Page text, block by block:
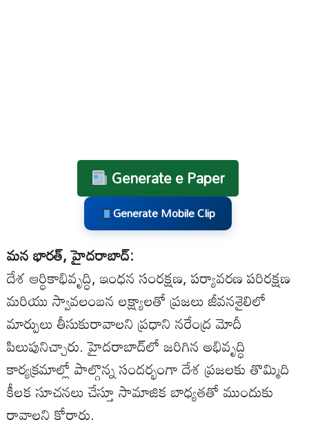
Generate e Paper
Generate Mobile Clip
మన భారత్, హైదరాబాద్:
దేశ ఆర్థికాభివృద్ధి, ఇంధన సంరక్షణ, పర్యావరణ పరిరక్షణ
మరియు స్వావలంబన లక్ష్యాలతో ప్రజలు జీవనశైలిలో
మార్పులు తీసుకురావాలని ప్రధాని నరేంద్ర మోదీ
పిలుపునిచ్చారు. హైదరాబాద్‌లో జరిగిన అభివృద్ధి
కార్యక్రమాల్లో పాల్గొన్న సందర్భంగా దేశ ప్రజలకు తొమ్మిది
కీలక సూచనలు చేస్తూ సామాజిక బాధ్యతతో ముందుకు
రావాలని కోరారు.